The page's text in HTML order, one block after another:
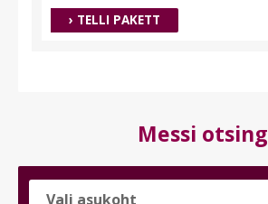
› TELLI PAKETT
Messi otsing